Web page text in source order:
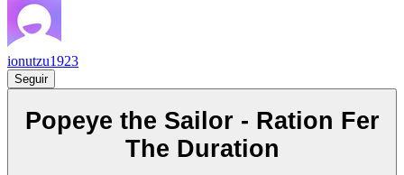
ionutzu1923
Seguir
Popeye the Sailor - Ration Fer
The Duration